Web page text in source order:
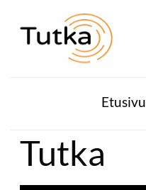
Etusivu
Tutka